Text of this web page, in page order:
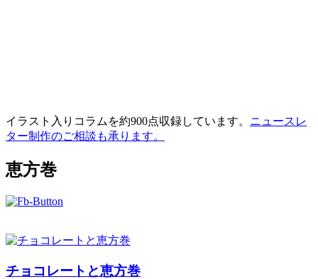
イラスト入りコラムを約900点収録しています。 ニュースレ
ター制作のご相談も承ります。
恵方巻
チョコレートと恵方巻